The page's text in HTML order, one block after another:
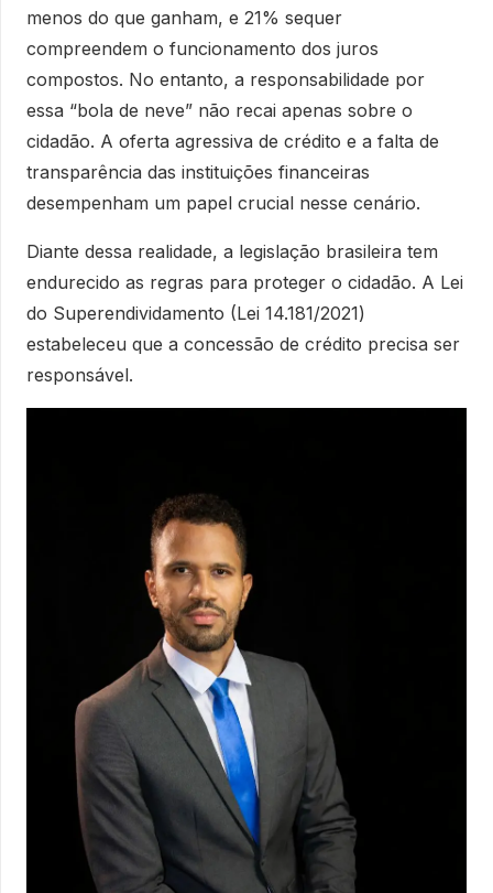
menos do que ganham, e 21% sequer
compreendem o funcionamento dos juros
compostos. No entanto, a responsabilidade por
essa “bola de neve” não recai apenas sobre o
cidadão. A oferta agressiva de crédito e a falta de
transparência das instituições financeiras
desempenham um papel crucial nesse cenário.
Diante dessa realidade, a legislação brasileira tem
endurecido as regras para proteger o cidadão. A Lei
do Superendividamento (Lei 14.181/2021)
estabeleceu que a concessão de crédito precisa ser
responsável.